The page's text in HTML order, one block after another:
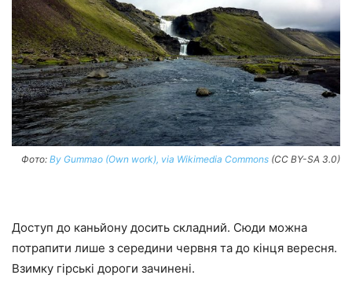
Фото: By Gummao (Own work), via Wikimedia Commons (CC BY-SA 3.0)
Доступ до каньйону досить складний. Сюди можна
потрапити лише з середини червня та до кінця вересня.
Взимку гірські дороги зачинені.